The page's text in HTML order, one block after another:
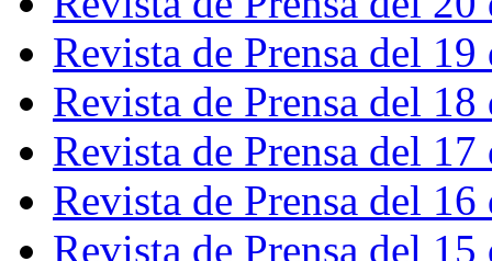
Revista de Prensa del
Revista de Prensa del
Revista de Prensa del
Revista de Prensa del
Revista de Prensa del